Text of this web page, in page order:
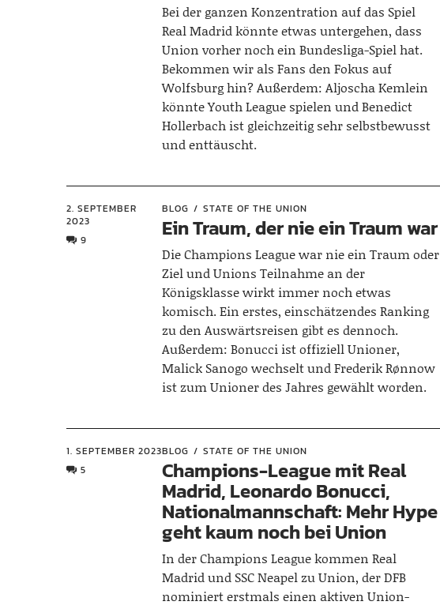
Bei der ganzen Konzentration auf das Spiel
Real Madrid könnte etwas untergehen, dass
Union vorher noch ein Bundesliga-Spiel hat.
Bekommen wir als Fans den Fokus auf
Wolfsburg hin? Außerdem: Aljoscha Kemlein
könnte Youth League spielen und Benedict
Hollerbach ist gleichzeitig sehr selbstbewusst
und enttäuscht.
2. SEPTEMBER
2023
9
BLOG STATE OF THE UNION
Ein Traum, der nie ein Traum war
Die Champions League war nie ein Traum oder
Ziel und Unions Teilnahme an der
Königsklasse wirkt immer noch etwas
komisch. Ein erstes, einschätzendes Ranking
zu den Auswärtsreisen gibt es dennoch.
Außerdem: Bonucci ist offiziell Unioner,
Malick Sanogo wechselt und Frederik Rønnow
ist zum Unioner des Jahres gewählt worden.
1. SEPTEMBER 2023
5
BLOG STATE OF THE UNION
Champions-League mit Real
Madrid, Leonardo Bonucci,
Nationalmannschaft: Mehr Hype
geht kaum noch bei Union
In der Champions League kommen Real
Madrid und SSC Neapel zu Union, der DFB
nominiert erstmals einen aktiven Union-